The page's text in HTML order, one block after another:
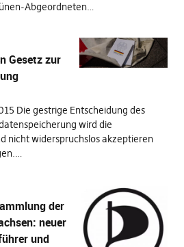
Abgeordneten…
Gesetz zur
Die gestrige Entscheidung des
wird die
nicht widerspruchslos akzeptieren
der
neuer
und